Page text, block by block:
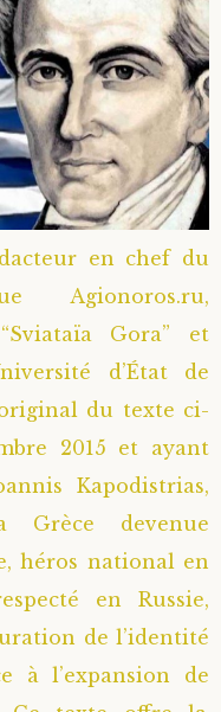
en chef du
Agionoros.ru,
Gora” et
d’État de
du texte ci-
2015 et ayant
Kapodistrias,
Grèce devenue
héros national en
en Russie,
de l’identité
à l’expansion de